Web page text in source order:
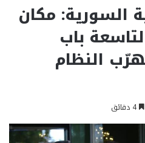
السورية: مكان
باب
النظام